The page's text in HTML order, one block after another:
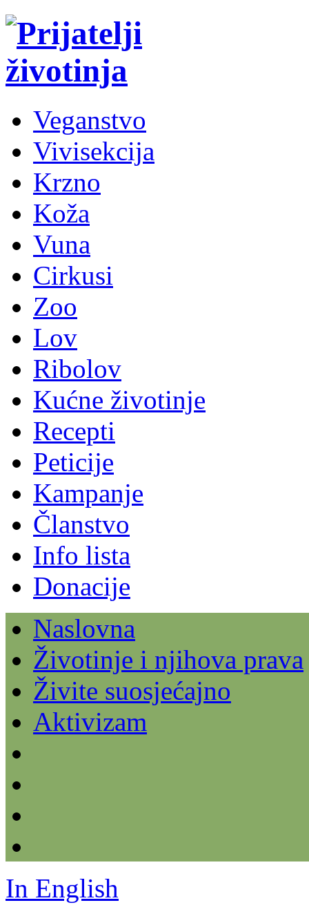
Veganstvo
Vivisekcija
Krzno
Koža
Vuna
Cirkusi
Zoo
Lov
Ribolov
Kućne životinje
Recepti
Peticije
Kampanje
Članstvo
Info lista
Donacije
Naslovna
Životinje i njihova prava
Živite suosjećajno
Aktivizam
In English